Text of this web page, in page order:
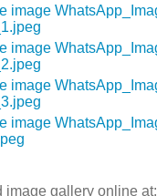
image gallery online at: